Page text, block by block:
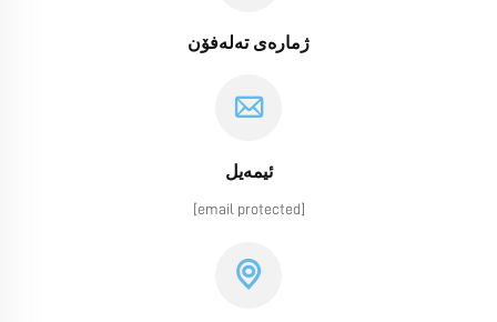
ژمارەی تەلەفۆن
ئیمەیل
[email protected]